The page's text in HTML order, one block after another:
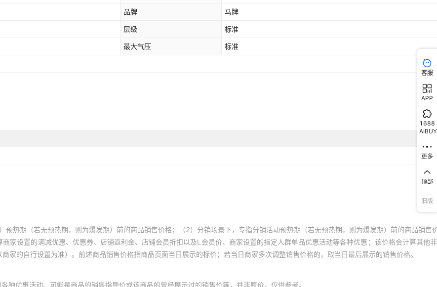
品牌 马牌
层级 标准
最大气压 标准
预热期（若无预热期，则为爆发期）前的商品销售价格；（2）分销场景下，专指分销活动预热期（若无预热期，则为爆发期）前的商品销售
家设置的满减优惠、优惠券、店铺返利金、店铺会员折扣以及L会员价、商家设置的指定人群单品优惠活动等各种优惠；该价格会计算其他
家的自行设置为准）。前述商品销售价格指商品页面当日展示的标价；若当日商家多次调整销售价格的，取当日最后展示的销售价格。
种优惠活动。可能是商品的销售指导价或该商品的曾经展示过的销售价等，并非原价，仅供参考。
客服
APP
1688
AIBUY
更多
顶部
旧版